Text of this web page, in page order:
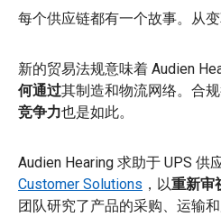
每个供应链都有一个故事。从变
新的贸易法规意味着 Audien
何通过其制造和物流网络。合
竞争力也是如此。
Audien Hearing 求助于 UPS 供
Customer Solutions ，以重新审
团队研究了产品的采购、运输